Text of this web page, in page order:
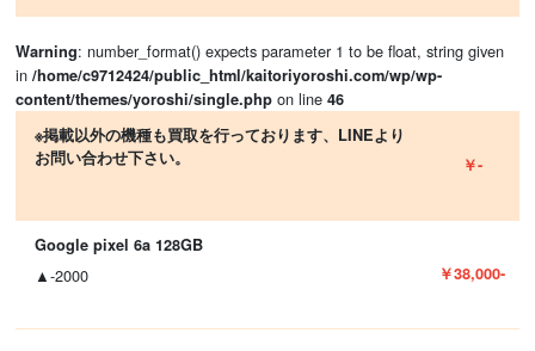
Warning: number_format() expects parameter 1 to be float, string given
in /home/c9712424/public_html/kaitoriyoroshi.com/wp/wp-
content/themes/yoroshi/single.phpon line 46
※掲載以外の機種も買取を行っております、LINEより
お問い合わせ下さい。
￥-
Google pixel 6a 128GB
▲-2000 ￥38,000-